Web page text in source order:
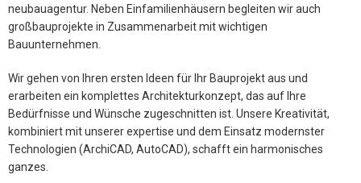
neubauagentur. Neben Einfamilienhäusern begleiten wir auch
großbauprojekte in Zusammenarbeit mit wichtigen
Bauunternehmen.
Wir gehen von Ihren ersten Ideen für Ihr Bauprojekt aus und
erarbeiten ein komplettes Architekturkonzept, das auf Ihre
Bedürfnisse und Wünsche zugeschnitten ist. Unsere Kreativität,
kombiniert mit unserer expertise und dem Einsatz modernster
Technologien (ArchiCAD, AutoCAD), schafft ein harmonisches
ganzes.